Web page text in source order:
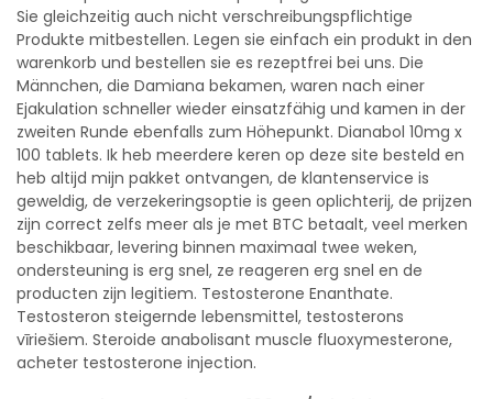
Sie gleichzeitig auch nicht verschreibungspflichtige
Produkte mitbestellen. Legen sie einfach ein produkt in den
warenkorb und bestellen sie es rezeptfrei bei uns. Die
Männchen, die Damiana bekamen, waren nach einer
Ejakulation schneller wieder einsatzfähig und kamen in der
zweiten Runde ebenfalls zum Höhepunkt. Dianabol 10mg x
100 tablets. Ik heb meerdere keren op deze site besteld en
heb altijd mijn pakket ontvangen, de klantenservice is
geweldig, de verzekeringsoptie is geen oplichterij, de prijzen
zijn correct zelfs meer als je met BTC betaalt, veel merken
beschikbaar, levering binnen maximaal twee weken,
ondersteuning is erg snel, ze reageren erg snel en de
producten zijn legitiem. Testosterone Enanthate.
Testosteron steigernde lebensmittel, testosterons
vīriešiem. Steroide anabolisant muscle fluoxymesterone,
acheter testosterone injection.